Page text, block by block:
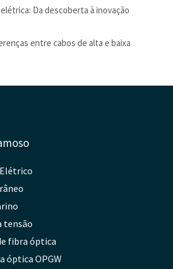
Da descoberta à inovação
entre cabos de alta e baixa
tensão
fibra óptica
óptica OPGW